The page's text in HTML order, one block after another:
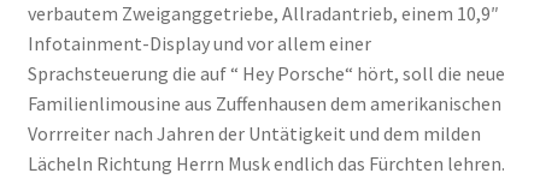
verbautem Zweiganggetriebe, Allradantrieb, einem 10,9″
Infotainment-Display und vor allem einer
Sprachsteuerung die auf “ Hey Porsche“ hört, soll die neue
Familienlimousine aus Zuffenhausen dem amerikanischen
Vorrreiter nach Jahren der Untätigkeit und dem milden
Lächeln Richtung Herrn Musk endlich das Fürchten lehren.